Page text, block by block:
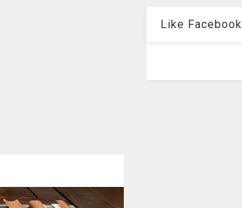
Like Facebook